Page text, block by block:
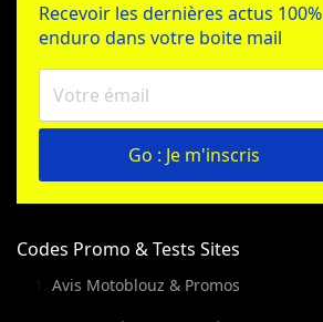
Recevoir les dernières actus 100%
enduro dans votre boite mail
Go : Je m'inscris
Codes Promo & Tests Sites
Avis Motoblouz & Promos